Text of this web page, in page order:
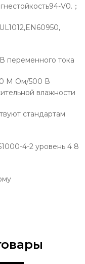
V0.；
переменного тока
М Ом/500 В
влажности
стандартам
4-2 уровень 4 8